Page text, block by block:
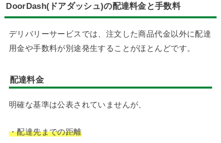
DoorDash(ドアダッシュ)の配達料金と手数料
デリバリーサービスでは、注文した商品代金以外に配達
用金や手数料が別途発生することがほとんどです。
配達料金
明確な基準は公表されていませんが、
・配達先までの距離